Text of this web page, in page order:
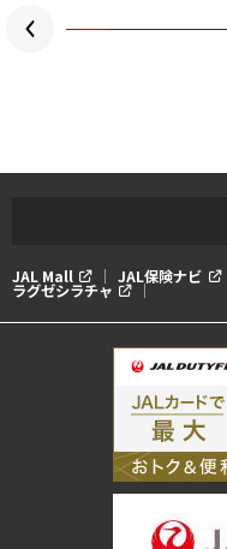
JAL Mall JAL保険ナビ
ラグゼシラチャ